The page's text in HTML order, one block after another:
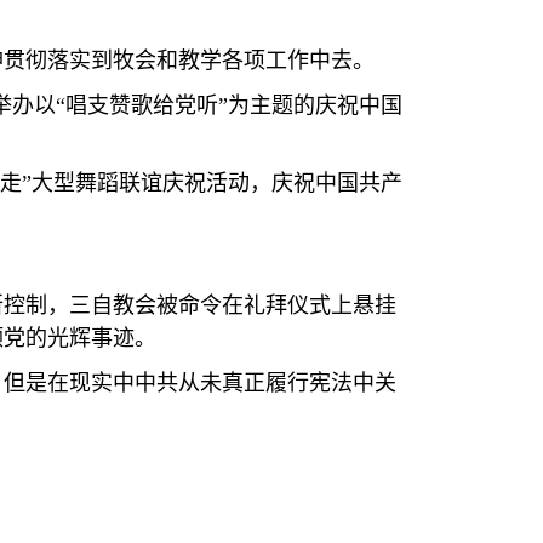
彻落实到牧会和教学各项工作中去。
办以“唱支赞歌给党听”为主题的庆祝中国
”大型舞蹈联谊庆祝活动，庆祝中国共产
制，三自教会被命令在礼拜仪式上悬挂
的光辉事迹。
是在现实中中共从未真正履行宪法中关